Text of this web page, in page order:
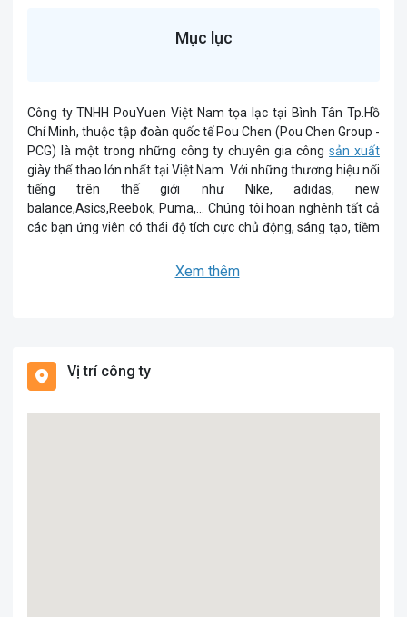
Mục lục
Công ty TNHH PouYuen Việt Nam tọa lạc tại Bình Tân Tp.Hồ
Chí Minh, thuộc tập đoàn quốc tế Pou Chen (Pou Chen Group -
PCG) là một trong những công ty chuyên gia côngsản xuất
giày thể thao lớn nhất tại Việt Nam. Với những thương hiệu nổi
tiếng trên thế giới như Nike, adidas, new
balance,Asics,Reebok, Puma,... Chúng tôi hoan nghênh tất cả
các bạn ứng viên có thái độ tích cực chủ động, sáng tạo, tiềm
đồng hành và phát triển cùng chúng tôi.
Xem thêm
Vị trí công ty